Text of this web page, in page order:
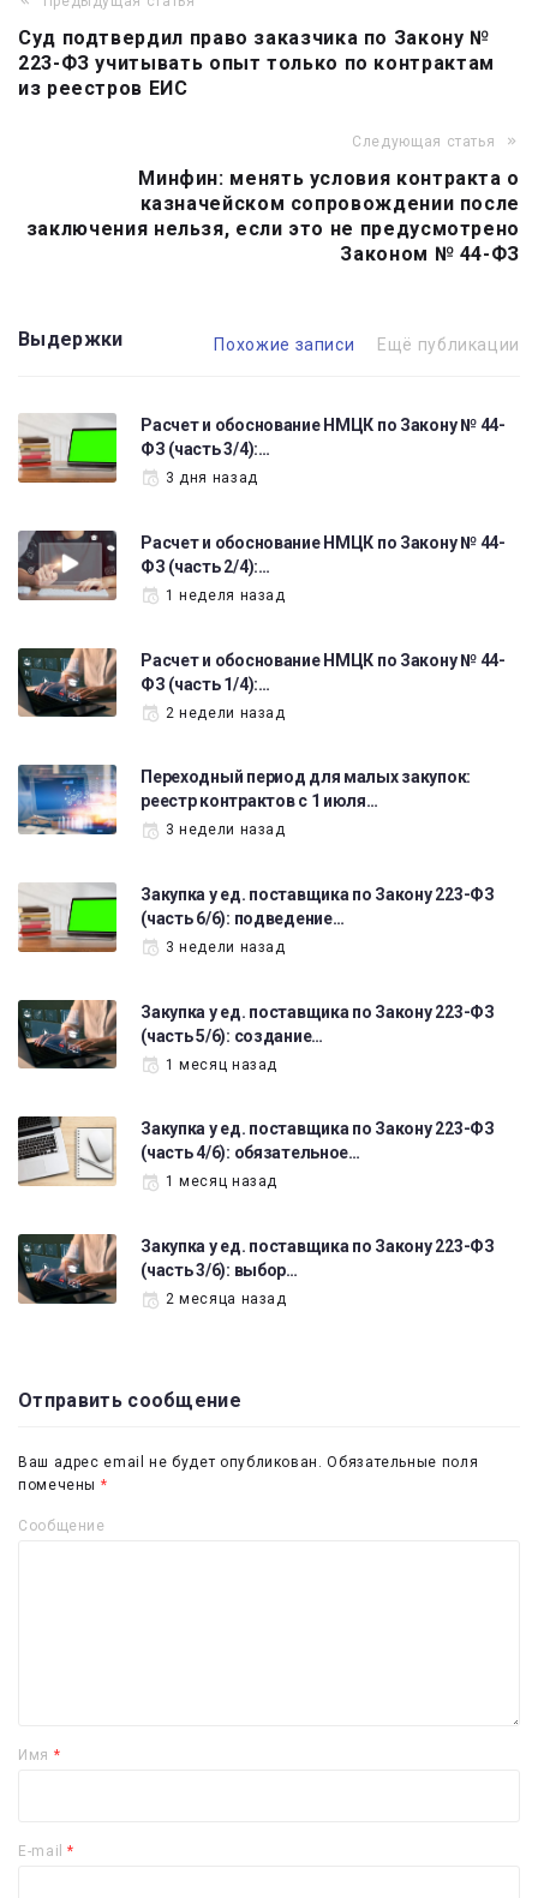
Навигация
по
записям
Суд подтвердил право заказчика по Закону №
223-ФЗ учитывать опыт только по контрактам
из реестров ЕИС
Следующая статья
Минфин: менять условия контракта о
казначейском сопровождении после
заключения нельзя, если это не предусмотрено
Законом № 44-ФЗ
Выдержки Похожие записи Ещё публикации
Расчет и обоснование НМЦК по Закону № 44-
ФЗ (часть 3/4):…
3 дня назад
Расчет и обоснование НМЦК по Закону № 44-
ФЗ (часть 2/4):…
1 неделя назад
Расчет и обоснование НМЦК по Закону № 44-
ФЗ (часть 1/4):…
2 недели назад
Переходный период для малых закупок:
реестр контрактов с 1 июля…
3 недели назад
Закупка у ед. поставщика по Закону 223-ФЗ
(часть 6/6): подведение…
3 недели назад
Закупка у ед. поставщика по Закону 223-ФЗ
(часть 5/6): создание…
1 месяц назад
Закупка у ед. поставщика по Закону 223-ФЗ
(часть 4/6): обязательное…
1 месяц назад
Закупка у ед. поставщика по Закону 223-ФЗ
(часть 3/6): выбор…
2 месяца назад
Отправить сообщение
Ваш адрес email не будет опубликован. Обязательные поля
помечены *
Сообщение
Имя *
E-mail*